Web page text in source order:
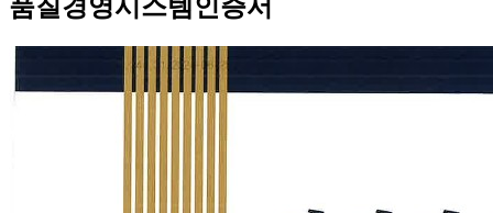
품질경영시스템인증서